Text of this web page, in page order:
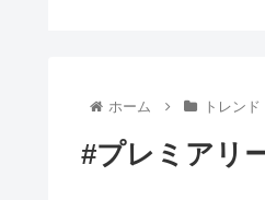
ホーム トレンド
#プレミアリ